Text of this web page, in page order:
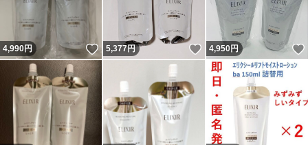
4,990円 いいね！
5,377円 いいね！
4,950円